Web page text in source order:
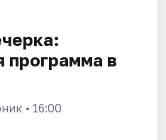
программа в
• 16:00